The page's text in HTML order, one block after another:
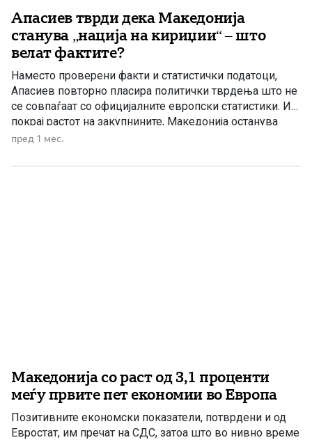
Апасиев тврди дека Македонија
станува „нација на кириџии“ – што
велат фактите?
Наместо проверени факти и статистички податоци,
Апасиев повторно пласира политички тврдења што не
се совпаѓаат со официјалните европски статистики. И
покрај растот на закупнините, Македонија останува
меѓу европските држави со најголем број граѓани што
Апасиев, обвини дека „власта сака оваа нација да ја
пред 1 мес.
Македонија со раст од 3,1 проценти
меѓу првите пет економии во Европа
Позитивните економски показатели, потврдени и од
Евростат, им пречат на СДС, затоа што во нивно време